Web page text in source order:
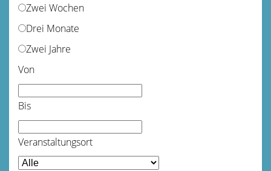
Zwei Wochen
Drei Monate
Zwei Jahre
Von
Bis
Veranstaltungsort